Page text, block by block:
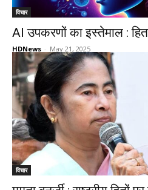
विचार
AI उपकरणों का इस्तेमाल :
HDNews - May 21, 2025
विचार